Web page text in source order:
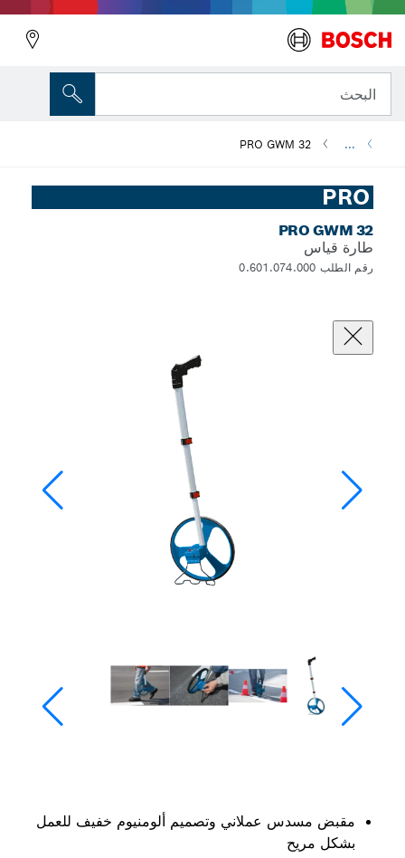
البحث
...
PRO GWM 32
PRO
PRO GWM 32
طارة قياس
رقم الطلب 0.601.074.000
مقبض مسدس عملاني وتصميم ألومنيوم خفيف للعمل
بشكل مريح